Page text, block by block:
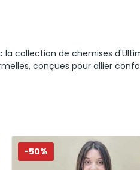
collection de chemises
conçues pour allier
-50%